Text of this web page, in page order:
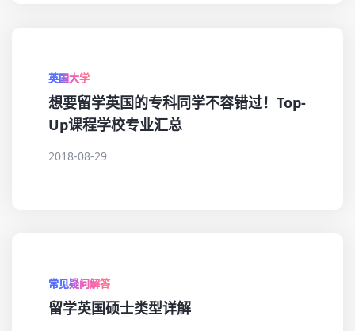
英国大学
想要留学英国的专科同学不容错过！Top-
Up课程学校专业汇总
2018-08-29
常见疑问解答
留学英国硕士类型详解